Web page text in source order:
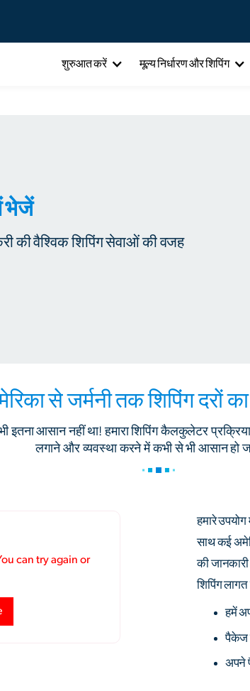
शुरुआत करें मूल्य निर्धारण और शिपिंग
भेजें
की वैश्विक शिपिंग सेवाओं की वजह
से जर्मनी तक शिपिंग दरों
इतना आसान नहीं था! हमारा शिपिंग कैलकुलेटर
लगाने और व्यवस्था करने में कभी से भी आसान हो
हमारे
साथ कई
की
शिपिंग
हमें
पैकेज
अपने